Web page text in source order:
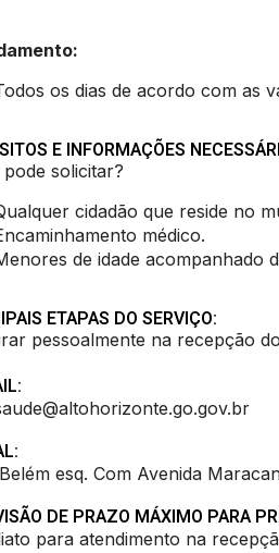
os dias de acordo com as
E INFORMAÇÕES
pode solicitar?
cidadão que reside no
médico.
de idade acompanhado
ETAPAS DO SERVIÇO:
pessoalmente na recepção
esq. Com Avenida
DE PRAZO MÁXIMO PARA
para atendimento na